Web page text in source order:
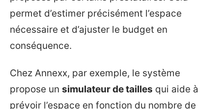
permet d’estimer précisément l’espace
nécessaire et d’ajuster le budget en
conséquence.
Chez Annexx, par exemple, le système
propose un simulateur de tailles qui aide à
prévoir l’espace en fonction du nombre de